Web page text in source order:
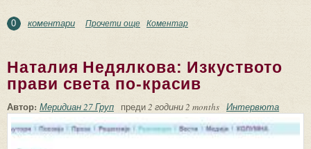
0 коментари Прочети още about Слово, съвремие, живот...
Коментар
Наталия Недялкова: Изкуството
прави света по-красив
Автор: Меридиан 27 Груп преди2 години 2 months Интервюта